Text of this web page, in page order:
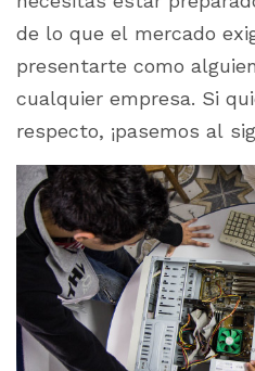
de lo que el mercado
presentarte como
cualquier empresa. Si
respecto, ¡pasemos al